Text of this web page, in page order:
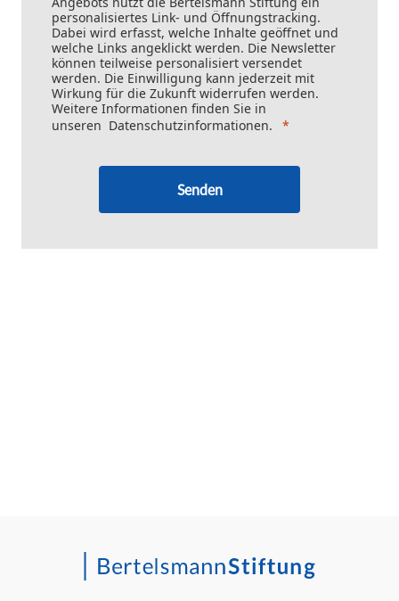
personalisiertes Link- und Öffnungstracking.
Dabei wird erfasst, welche Inhalte geöffnet und
welche Links angeklickt werden. Die Newsletter
können teilweise personalisiert versendet
werden. Die Einwilligung kann jederzeit mit
Wirkung für die Zukunft widerrufen werden.
Weitere Informationen finden Sie in
unseren Datenschutzinformationen.
Senden